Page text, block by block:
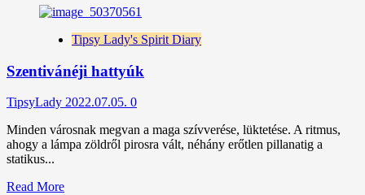
about
Grant
Tipsy Lady's Spirit Diary
Szentivánéji hattyúk
TipsyLady 2022.07.05. 0
Minden városnak megvan a maga szívverése, lüktetése. A ritmus,
ahogy a lámpa zöldről pirosra vált, néhány erőtlen pillanatig a
statikus...
Read MoreRead